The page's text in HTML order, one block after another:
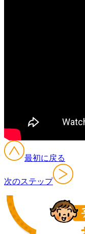
最初に戻る
次のステップ